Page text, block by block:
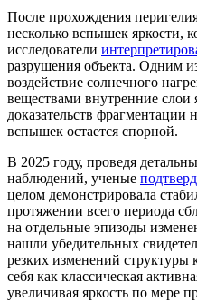
После прохождения
несколько вспышек яркости,
исследователи
разрушения объекта. Одним
воздействие солнечного
веществами внутренние
доказательств фрагментации
вспышек остается спорной.
В 2025 году, проведя
наблюдений, ученые
целом демонстрировала
протяжении всего периода
на отдельные эпизоды
нашли убедительных
резких изменений
себя как классическая
увеличивая яркость по мере